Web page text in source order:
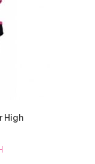
High